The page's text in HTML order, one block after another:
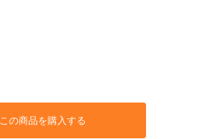
この商品を購入する